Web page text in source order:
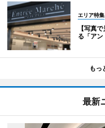
エリア特集
【写真
る「アン
もっ
最新